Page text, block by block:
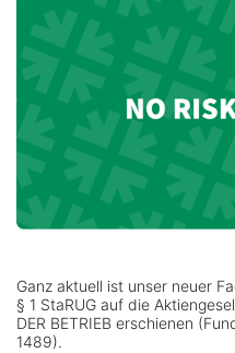
Ganz aktuell ist unser neuer
§ 1 StaRUG auf die
DER BETRIEB erschienen
1489).